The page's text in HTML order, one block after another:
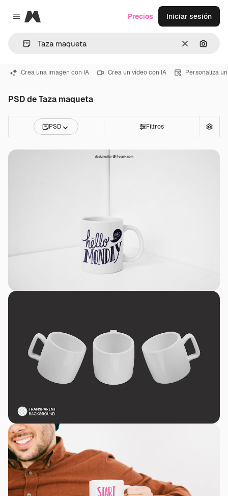
Close menu
Magnific
Borrar
Precios Iniciar sesión
Crea una imagen con IA Crea un vídeo con IA Personaliza
PSD de Taza maqueta
PSD Filtros